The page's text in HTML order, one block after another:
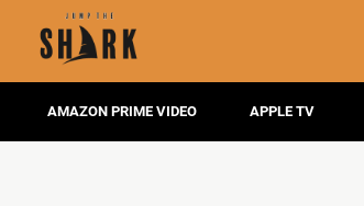
AMAZON PRIME VIDEO APPLE TV